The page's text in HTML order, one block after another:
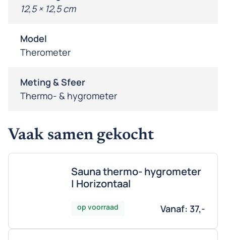
12,5 × 12,5 cm
Model
Therometer
Meting & Sfeer
Thermo- & hygrometer
Vaak samen gekocht
Sauna thermo- hygrometer
| Horizontaal
op voorraad Vanaf: 37,-